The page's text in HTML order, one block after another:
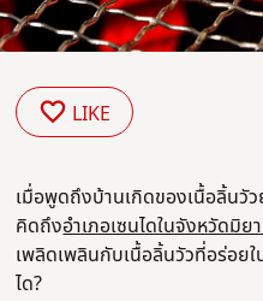
LIKE
เมื่อพูดถึงบ้านเกิดของเนื้อลิ้นวั
คิดถึงอำเภอเซนไดในจังหวัดมิย
เพลิดเพลินกับเนื้อลิ้นวัวที่อร่อยใ
ได?